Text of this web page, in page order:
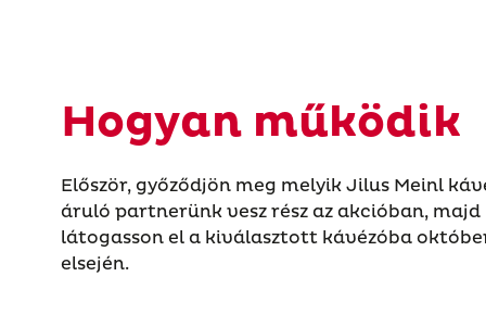
Hogyan működik
Először, győződjön meg melyik Jilus Meinl
áruló partnerünk vesz rész az akcióban, majd
látogasson el a kiválasztott kávézóba
elsején.